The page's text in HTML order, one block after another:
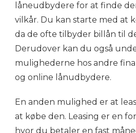
låneudbydere for at finde
vilkår. Du kan starte med at
da de ofte tilbyder billån til
Derudover kan du også
mulighederne hos andre
og online lånudbydere.
En anden mulighed er at
at købe den. Leasing er en
hvor du betaler en fast